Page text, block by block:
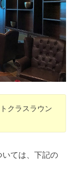
クラスラウン
いては、下記の